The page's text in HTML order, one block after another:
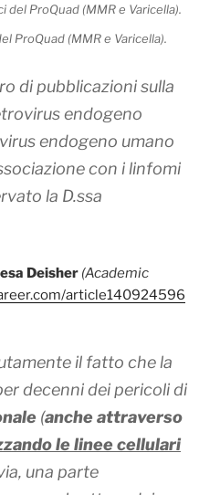
ProQuad (MMR e Varicella).
di pubblicazioni sulla
endogeno
endogeno umano
con i linfomi
la D.ssa
Deisher (Academic
article140924596
il fatto che la
decenni dei pericoli di
(anche attraverso
le linee cellulari
una parte